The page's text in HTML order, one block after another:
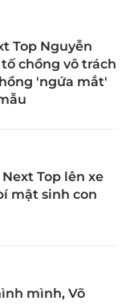
Top Nguyễn
chồng vô trách
'ngứa mắt'
Top lên xe
mật sinh con
mình, Võ